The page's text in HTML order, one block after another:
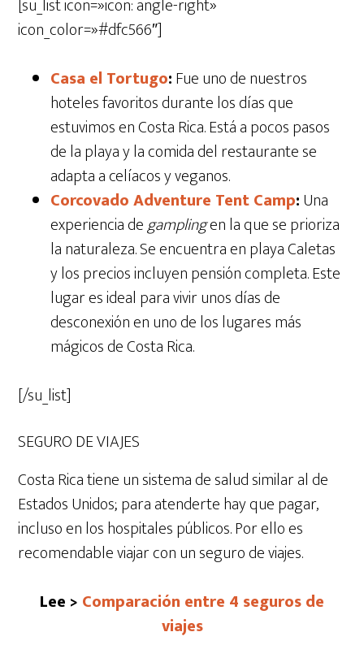
icon_color=»#dfc566″]
Casa el Tortugo:Fue uno de nuestros
hoteles favoritos durante los días que
estuvimos en Costa Rica. Está a pocos pasos
de la playa y la comida del restaurante se
adapta a celíacos y veganos.
Corcovado Adventure Tent Camp:Una
experiencia degamplingen la que se prioriza
la naturaleza. Se encuentra en playa Caletas
y los precios incluyen pensión completa. Este
lugar es ideal para vivir unos días de
desconexión en uno de los lugares más
mágicos de Costa Rica.
[/su_list]
SEGURO DE VIAJES
Costa Rica tiene un sistema de salud similar al de
Estados Unidos; para atenderte hay que pagar,
incluso en los hospitales públicos. Por ello es
recomendable viajar con un seguro de viajes.
Lee > Comparación entre 4 seguros de
viajes